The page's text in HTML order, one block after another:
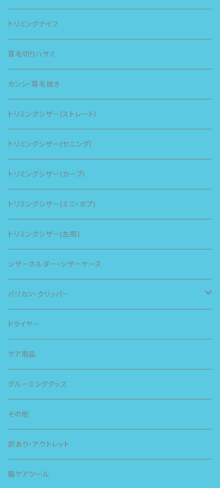
トリミングナイフ
耳毛切りハサミ
カンシ・耳毛抜き
トリミングシザー(ストレート）
トリミングシザー(セニング)
トリミングシザー(カーブ）
トリミングシザー(ミニ・ボブ)
トリミングシザー(左用)
シザーホルダー・シザーケース
バリカン・クリッパー
スピー
スライヴ
ドライヤー
ケア用品
グルーミンググッズ
その他
訳あり・アウトレット
猫ケアツール